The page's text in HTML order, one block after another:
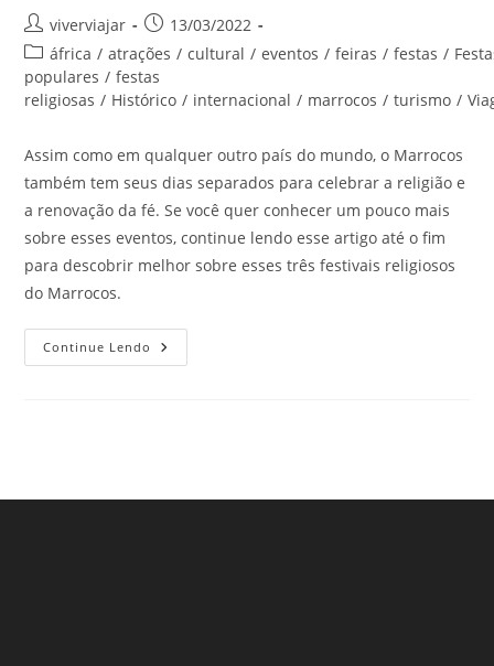
Autor
do
post:
viverviajar
Post
publicado:
13/03/2022
Categoria
do
post:
áfrica / atrações / cultural / eventos / feiras / festas /
populares / festas
religiosas / Histórico / internacional / marrocos / turismo /
Assim como em qualquer outro país do mundo, o Marrocos
também tem seus dias separados para celebrar a religião e
a renovação da fé. Se você quer conhecer um pouco mais
sobre esses eventos, continue lendo esse artigo até o fim
para descobrir melhor sobre esses três festivais religiosos
do Marrocos.
Continue Lendo Festivais
Religiosos
Mundo